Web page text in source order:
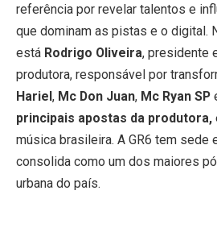
referência por revelar talentos e
que dominam as pistas e o digital.
está Rodrigo Oliveira, presidente
produtora, responsável por
Hariel, Mc Don Juan, Mc Ryan SP
principais apostas da produtora,
música brasileira. A GR6 tem sede
consolida como um dos maiores
urbana do país.